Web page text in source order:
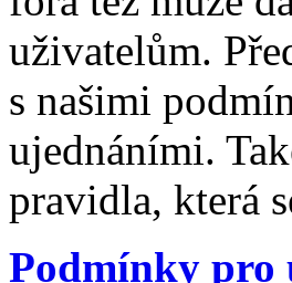
uživatelům.
s našimi
ujednáními.
pravidla, která
Podmínky pro